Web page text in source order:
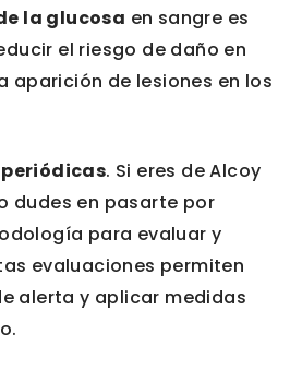
la glucosa en sangre es
el riesgo de daño en
aparición de lesiones en los
. Si eres de Alcoy
dudes en pasarte por
para evaluar y
evaluaciones permiten
alerta y aplicar medidas